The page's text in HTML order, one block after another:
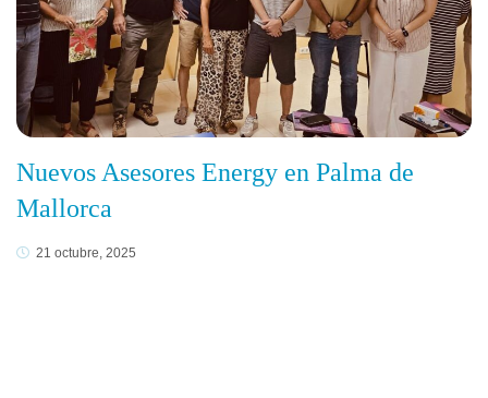
Nuevos Asesores Energy en Palma de
Mallorca
21 octubre, 2025